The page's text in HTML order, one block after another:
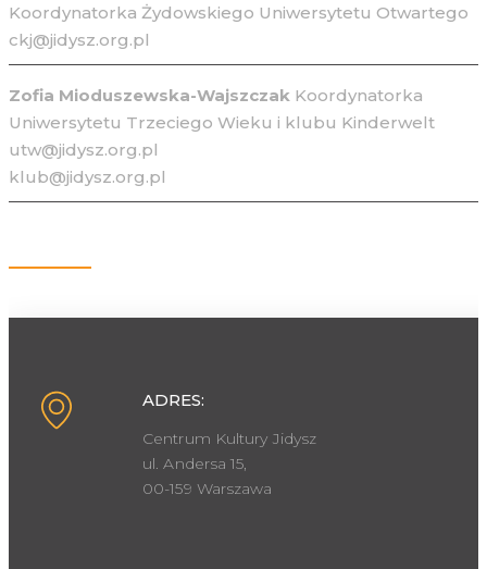
Koordynatorka Żydowskiego Uniwersytetu Otwartego
ckj@jidysz.org.pl
Zofia Mioduszewska-Wajszczak Koordynatorka
Uniwersytetu Trzeciego Wieku i klubu Kinderwelt
utw@jidysz.org.pl
klub@jidysz.org.pl
ADRES:
Centrum Kultury Jidysz
ul. Andersa 15,
00-159 Warszawa